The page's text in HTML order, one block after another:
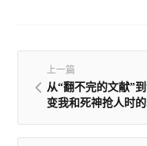
上一篇
从“翻不完的文献”
变我和死神抢人时